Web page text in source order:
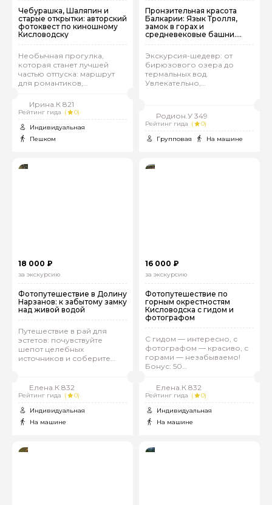
Чебурашка, Шаляпин и
старые открытки: авторский
фотоквест по киношному
Кисловодску
Необычная прогулка,
которая станет лучшей
частью отпуска: маршрут
для романтиков,
эмоции
Ирина.К 821
Рейтинг гида (
0)
Индивидуальная
Пешком
Пронзительная красота
Балкарии: Язык Тролля,
замок в горах и
средневековые башни.
Выезд из Кисловодска
Экскурсия-шедевр: от
бирюзового озера до
термальных вод.
Увлекательно,
Родион.У 349
Рейтинг гида (
0)
Групповая
На машине
18 000 ₽
за экскурсию
Фотопутешествие в Долину
Нарзанов: к забытому замку
над живой водой
Путешествие в рай для
эстетов: почувствуйте
шепот целебных
источников и соберите
Елена.К 832
Рейтинг гида (
0)
Индивидуальная
На машине
16 000 ₽
за экскурсию
Фотопутешествие по
горным окрестностям
Кисловодска с гидом и
фотографом
С гидом — интересно, с
фотографом — красиво, с
горами — незабываемо!
Бонус: 50
Елена.К 832
Рейтинг гида (
0)
Индивидуальная
На машине